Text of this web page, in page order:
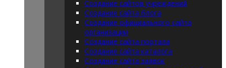
Создание сайтов учреждений
Создание сайта блога
Создание официального сайта
организации
Создание сайта портала
Создание сайта каталога
Создание сайта заявок